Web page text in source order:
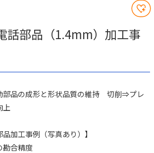
話部品（1.4mm）加工事
部品の成形と形状品質の維持 切削⇒プレ
上
品加工事例（写真あり）】
勘合精度